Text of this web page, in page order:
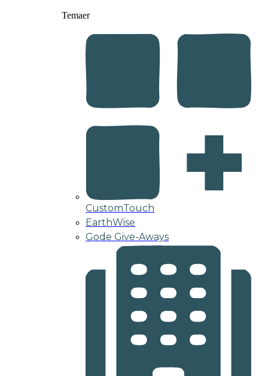
Temaer
CustomTouch
EarthWise
Gode Give-Aways